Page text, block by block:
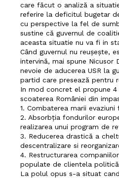
care făcut o analiză a
referire la deficitul bugetar
cu perspective la fel de
sustine că guvernul de
aceasta situatie nu va fi in
Când guvernul nu reușește,
intervină, mai spune Nicusor
nevoie de aducerea USR la
partid care presează pentru
In mod concret el propune
scoaterea României din
1. Combaterea marii evaziuni
2. Absorbția fondurilor
realizarea unui program de
3. Reducerea drastică a
descentralizare si
4. Restructurarea
populate de clientela
La polul opus s-a situat